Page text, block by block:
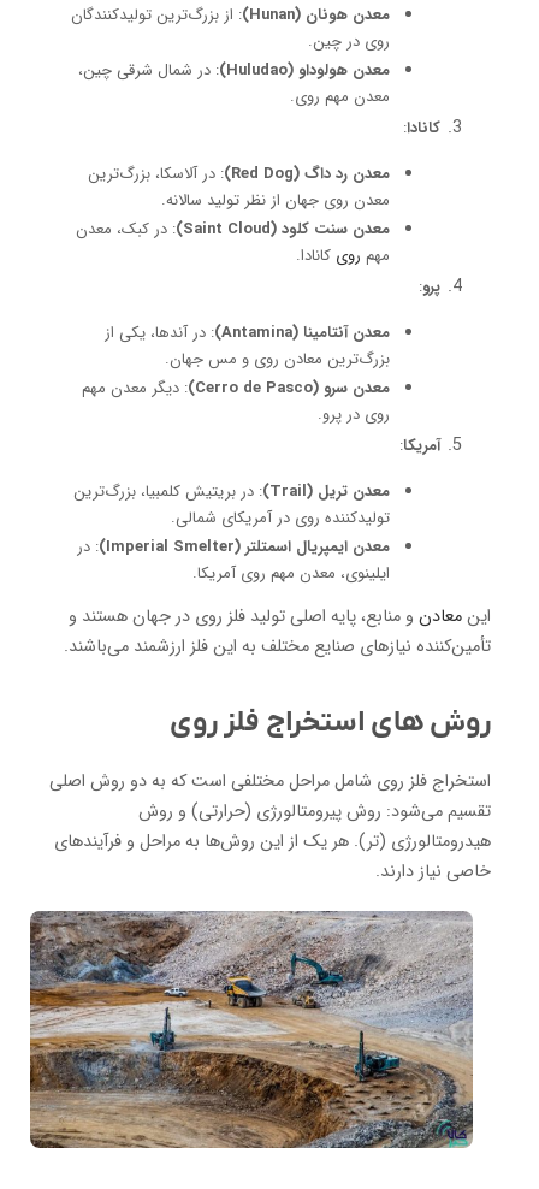
معدن هونان (Hunan)
: از بزرگ‌ترین تولیدکنندگان
روی در چین.
معدن هولوداو (Huludao)
: در شمال شرقی چین،
معدن مهم روی.
کانادا:
معدن رد داگ (Red Dog)
: در آلاسکا، بزرگ‌ترین
معدن روی جهان از نظر تولید سالانه.
معدن سنت کلود (Saint Cloud)
: در کبک، معدن
مهم روی کانادا.
پرو:
معدن آنتامینا (Antamina)
: در آندها، یکی از
بزرگ‌ترین معادن روی و مس جهان.
معدن سرو (Cerro de Pasco)
: دیگر معدن مهم
روی در پرو.
آمریکا:
معدن تریل (Trail)
: در بریتیش کلمبیا، بزرگ‌ترین
تولیدکننده روی در آمریکای شمالی.
معدن ایمپریال اسمتلتر (Imperial Smelter)
: در
ایلینوی، معدن مهم روی آمریکا.
اینمعادن و منابع، پایه اصلی تولید فلز روی در جهان هستند و
تأمین‌کننده نیازهای صنایع مختلف به این فلز ارزشمند می‌باشند.
روش های استخراج فلز روی
استخراج فلز روی شامل مراحل مختلفی است که به دو روش اصلی
تقسیم می‌شود: روش پیرومتالورژی (حرارتی) و روش
هیدرومتالورژی (تر). هر یک از این روش‌ها به مراحل و فرآیندهای
خاصی نیاز دارند.